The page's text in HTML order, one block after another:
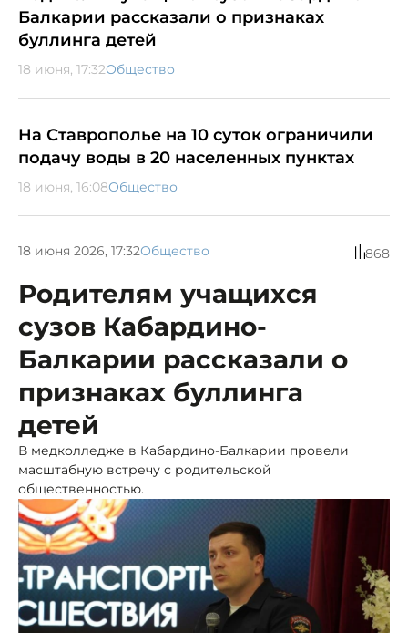
Балкарии рассказали о признаках
буллинга детей
18 июня, 17:32Общество
На Ставрополье на 10 суток ограничили
подачу воды в 20 населенных пунктах
18 июня, 16:08Общество
18 июня 2026, 17:32Общество 868
Родителям учащихся
сузов Кабардино-
Балкарии рассказали о
признаках буллинга
детей
В медколледже в Кабардино-Балкарии провели
масштабную встречу с родительской
общественностью.